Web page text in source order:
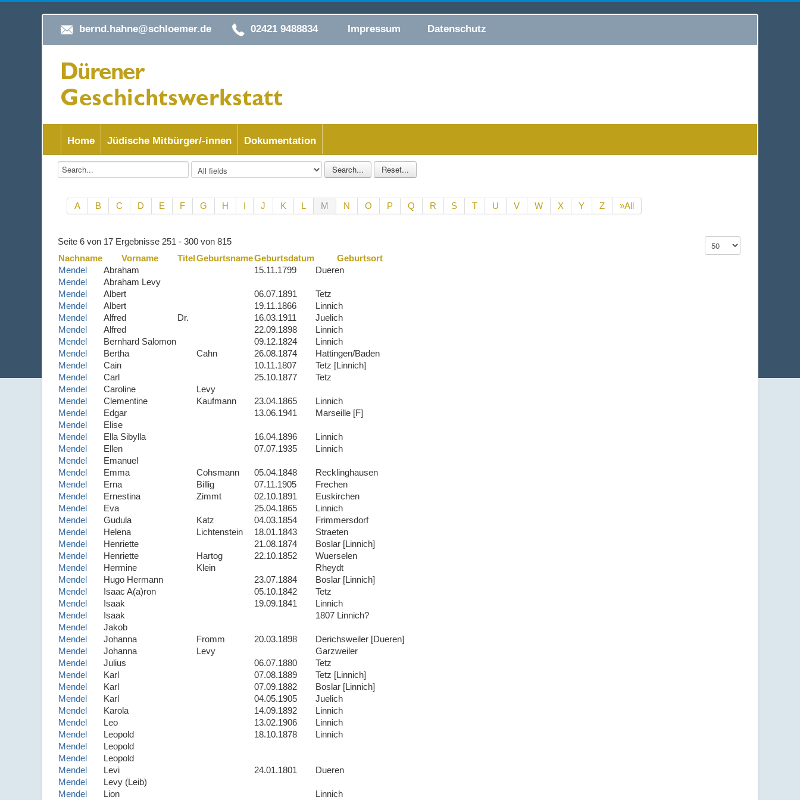
bernd.hahne@schloemer.de 02421 9488834 Impressum Datenschutz
Home Jüdische Mitbürger/-innen Dokumentation
A B C D E F G H I J K L M N O P Q R S T U V W X Y Z »All
Seite 6 von 17 Ergebnisse 251 - 300 von 815
Nachname
Vorname TitelGeburtsnameGeburtsdatum
Geburtsort
Mendel
Abraham 15.11.1799
Dueren
Mendel
Abraham Levy
Mendel
Albert 06.07.1891
Tetz
Mendel
Albert 19.11.1866
Linnich
Mendel
Alfred Dr. 16.03.1911
Juelich
Mendel
Alfred 22.09.1898
Linnich
Mendel
Bernhard Salomon 09.12.1824
Linnich
Mendel
Bertha Cahn 26.08.1874
Hattingen/Baden
Mendel
Cain 10.11.1807
Tetz [Linnich]
Mendel
Carl 25.10.1877
Tetz
Mendel
Caroline
Levy
Mendel
Clementine Kaufmann 23.04.1865
Linnich
Mendel
Edgar 13.06.1941
Marseille [F]
Mendel
Elise
Mendel
Ella Sibylla 16.04.1896
Linnich
Mendel
Ellen 07.07.1935
Linnich
Mendel
Emanuel
Mendel
Emma Cohsmann 05.04.1848
Recklinghausen
Mendel
Erna Billig 07.11.1905
Frechen
Mendel
Ernestina Zimmt 02.10.1891
Euskirchen
Mendel
Eva 25.04.1865
Linnich
Mendel
Gudula Katz 04.03.1854
Frimmersdorf
Mendel
Helena Lichtenstein 18.01.1843
Straeten
Mendel
Henriette 21.08.1874
Boslar [Linnich]
Mendel
Henriette Hartog 22.10.1852
Wuerselen
Mendel
Hermine Klein
Rheydt
Mendel
Hugo Hermann 23.07.1884
Boslar [Linnich]
Mendel
Isaac A(a)ron 05.10.1842
Tetz
Mendel
Isaak 19.09.1841
Linnich
Mendel
Isaak
1807 Linnich?
Mendel
Jakob
Mendel
Johanna Fromm 20.03.1898
Derichsweiler [Dueren]
Mendel
Johanna Levy
Garzweiler
Mendel
Julius 06.07.1880
Tetz
Mendel
Karl 07.08.1889
Tetz [Linnich]
Mendel
Karl 07.09.1882
Boslar [Linnich]
Mendel
Karl 04.05.1905
Juelich
Mendel
Karola 14.09.1892
Linnich
Mendel
Leo 13.02.1906
Linnich
Mendel
Leopold 18.10.1878
Linnich
Mendel
Leopold
Mendel
Leopold
Mendel
Levi 24.01.1801
Dueren
Mendel
Levy (Leib)
Mendel
Lion Linnich